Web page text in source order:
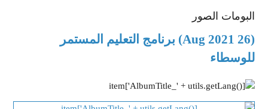
البومات الصور
(26 Aug 2021) برنامج التعليم المستمر
للوسطاء